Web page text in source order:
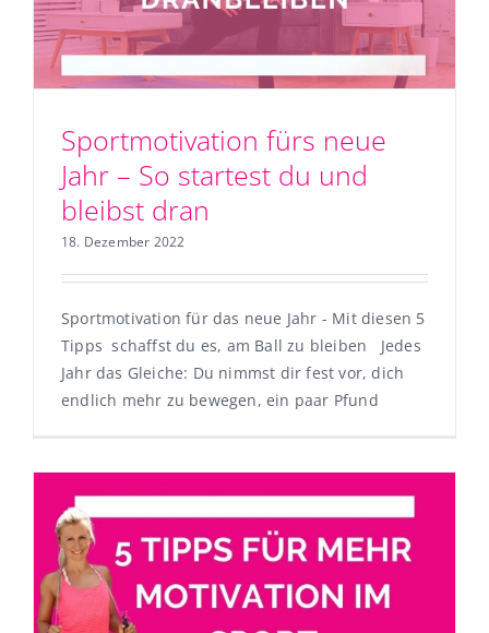
Sportmotivation fürs neue
Jahr – So startest du und
bleibst dran
18. Dezember 2022
Sportmotivation für das neue Jahr - Mit diesen 5
Tipps schaffst du es, am Ball zu bleiben Jedes
Jahr das Gleiche: Du nimmst dir fest vor, dich
endlich mehr zu bewegen, ein paar Pfund